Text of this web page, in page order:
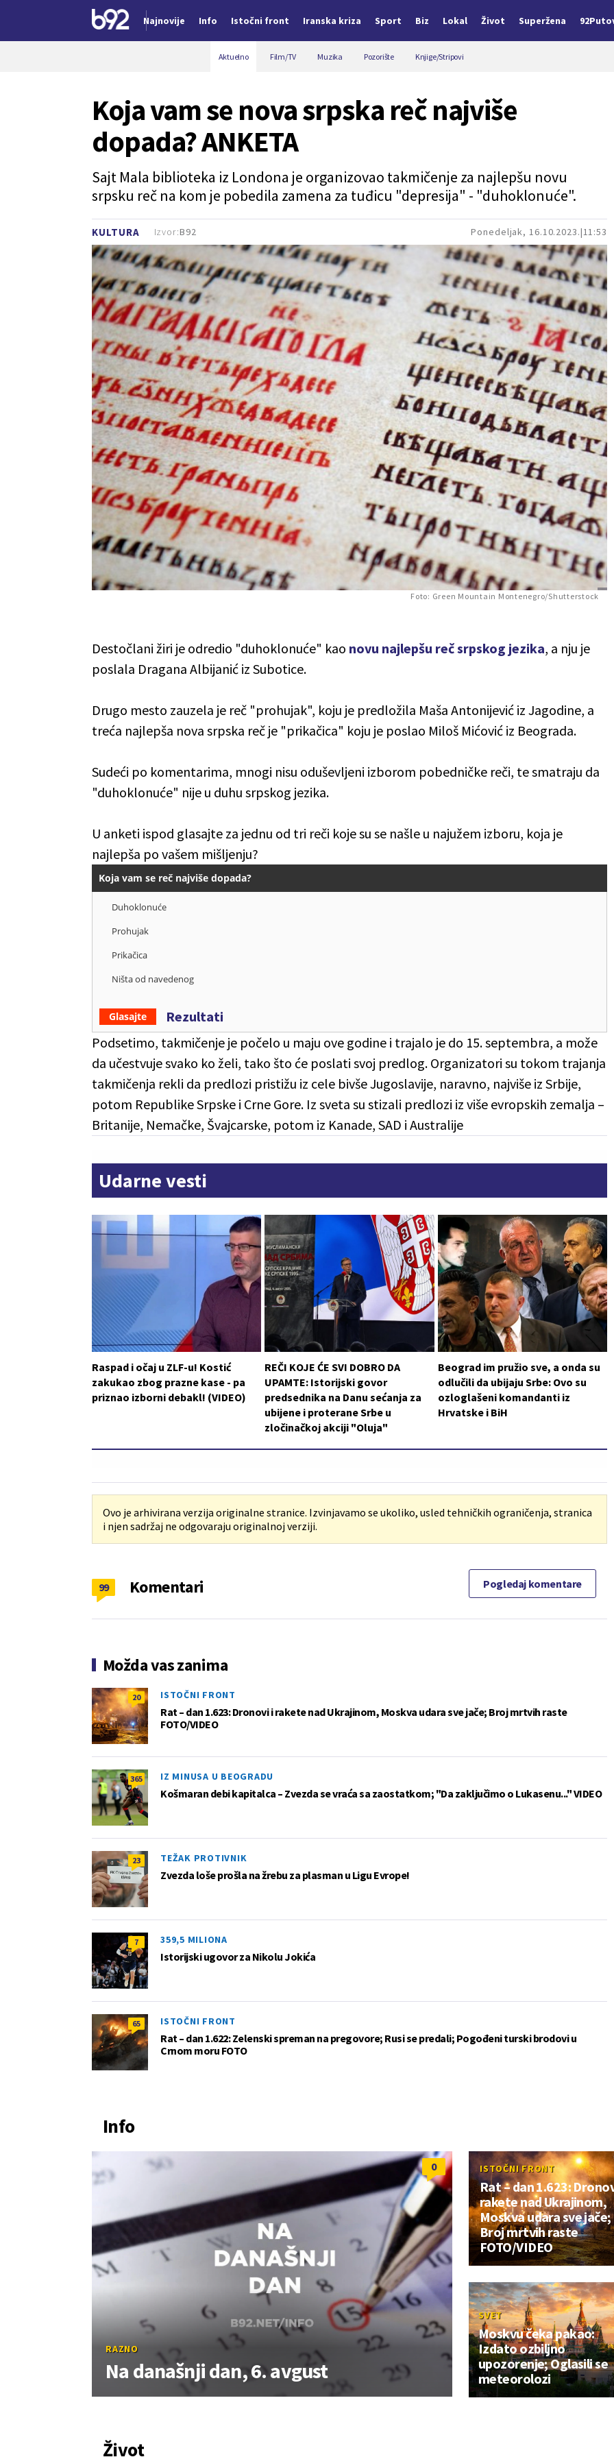
Najnovije Info Istočni front Iranska kriza Sport Biz Lokal Život Superžena
Aktuelno Film/TV Muzika Pozorište Knjige/Stripovi
KULTURA Ponedeljak, 16.10.2023. 11:53
Koja vam se nova srpska reč najviše
dopada? ANKETA
Sajt Mala biblioteka iz Londona je organizovao takmičenje za najlepšu novu
srpsku reč na kom je pobedila zamena za tuđicu "depresija" - "duhoklonuće".
Izvor:B92
Foto: Green Mountain Montenegro/Shutterstock
Destočlani žiri je odredio "duhoklonuće" kao novu najlepšu reč srpskog jezika, a nju je
poslala Dragana Albijanić iz Subotice.
Drugo mesto zauzela je reč "prohujak", koju je predložila Maša Antonijević iz Jagodine, a
treća najlepša nova srpska reč je "prikačica" koju je poslao Miloš Mićović iz Beograda.
Sudeći po komentarima, mnogi nisu oduševljeni izborom pobedničke reči, te smatraju da
"duhoklonuće" nije u duhu srpskog jezika.
U anketi ispod glasajte za jednu od tri reči koje su se našle u najužem izboru, koja je
najlepša po vašem mišljenju?
Koja vam se reč najviše dopada?
Duhoklonuće
Prohujak
Prikačica
Ništa od navedenog
Glasajte
Rezultati
Podsetimo, takmičenje je počelo u maju ove godine i trajalo je do 15. septembra, a može
da učestvuje svako ko želi, tako što će poslati svoj predlog. Organizatori su tokom trajanja
takmičenja rekli da predlozi pristižu iz cele bivše Jugoslavije, naravno, najviše iz Srbije,
potom Republike Srpske i Crne Gore. Iz sveta su stizali predlozi iz više evropskih zemalja –
Britanije, Nemačke, Švajcarske, potom iz Kanade, SAD i Australije
Udarne vesti
Raspad i očaj u ZLF-u! Kostić
zakukao zbog prazne kase - pa
priznao izborni debakl! (VIDEO)
REČI KOJE ĆE SVI DOBRO DA
UPAMTE: Istorijski govor
predsednika na Danu sećanja za
ubijene i proterane Srbe u
zločinačkoj akciji "Oluja"
Beograd im pružio sve, a onda su
odlučili da ubijaju Srbe: Ovo su
ozloglašeni komandanti iz
Hrvatske i BiH
Ovo je arhivirana verzija originalne stranice. Izvinjavamo se ukoliko, usled tehničkih ograničenja, stranica
i njen sadržaj ne odgovaraju originalnoj verziji.
Komentari
99 Pogledaj komentare
Možda vas zanima
20 ISTOČNI FRONT
Rat – dan 1.623: Dronovi i rakete nad Ukrajinom, Moskva udara sve jače; Broj mrtvih raste
FOTO/VIDEO
365 IZ MINUSA U BEOGRADU
Košmaran debi kapitalca – Zvezda se vraća sa zaostatkom; "Da zaključimo o Lukasenu..." VIDEO
23 TEŽAK PROTIVNIK
Zvezda loše prošla na žrebu za plasman u Ligu Evrope!
7 359,5 MILIONA
Istorijski ugovor za Nikolu Jokića
65 ISTOČNI FRONT
Rat – dan 1.622: Zelenski spreman na pregovore; Rusi se predali; Pogođeni turski brodovi u
Crnom moru FOTO
Info
0
RAZNO
Na današnji dan, 6. avgust
ISTOČNI FRONT
Rat – dan 1.623:
rakete nad Ukrajinom,
Moskva udara sve jače;
Broj mrtvih raste
FOTO/VIDEO
SVET
Moskvu čeka pakao:
Izdato ozbiljno
upozorenje; Oglasili se
meteorolozi
Život